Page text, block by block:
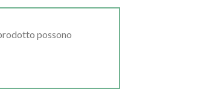
possono